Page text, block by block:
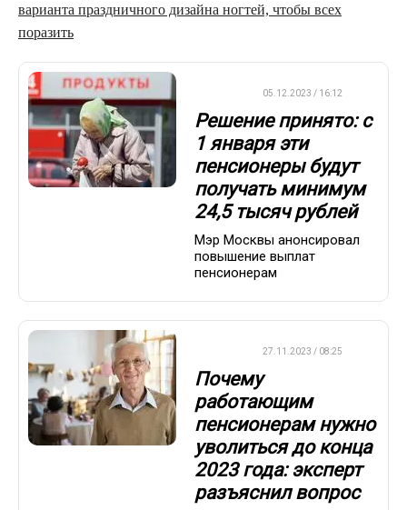
варианта праздничного дизайна ногтей, чтобы всех
поразить
05.12.2023 / 16:12
Решение принято: с
1 января эти
пенсионеры будут
получать минимум
24,5 тысяч рублей
Мэр Москвы анонсировал
повышение выплат
пенсионерам
27.11.2023 / 08:25
Почему
работающим
пенсионерам нужно
уволиться до конца
2023 года: эксперт
разъяснил вопрос